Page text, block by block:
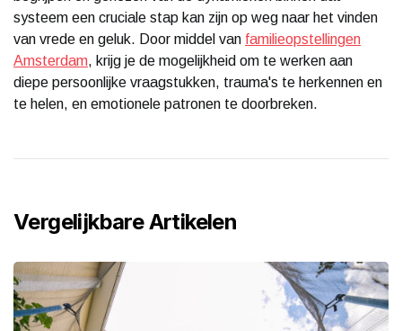
systeem een cruciale stap kan zijn op weg naar het vinden
van vrede en geluk. Door middel van familieopstellingen
Amsterdam, krijg je de mogelijkheid om te werken aan
diepe persoonlijke vraagstukken, trauma's te herkennen en
te helen, en emotionele patronen te doorbreken.
Vergelijkbare Artikelen